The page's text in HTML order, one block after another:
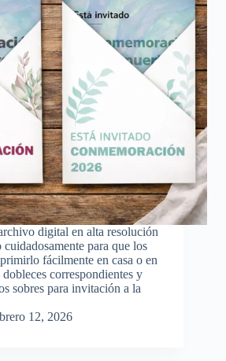
digital en alta resolución
para que los
fácilmente en casa o en
correspondientes y
sobres para invitación a la
12, 2026